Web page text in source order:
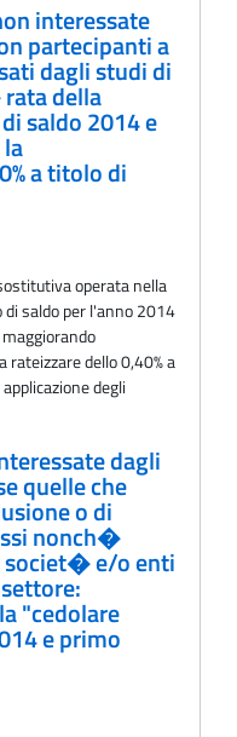
interessate
partecipanti a
dagli studi di
della
saldo 2014 e
a titolo di
operata nella
di saldo per l'anno 2014
dello 0,40% a
degli
dagli
quelle che
o di
nonch�
societ� e/o enti
"cedolare
e primo